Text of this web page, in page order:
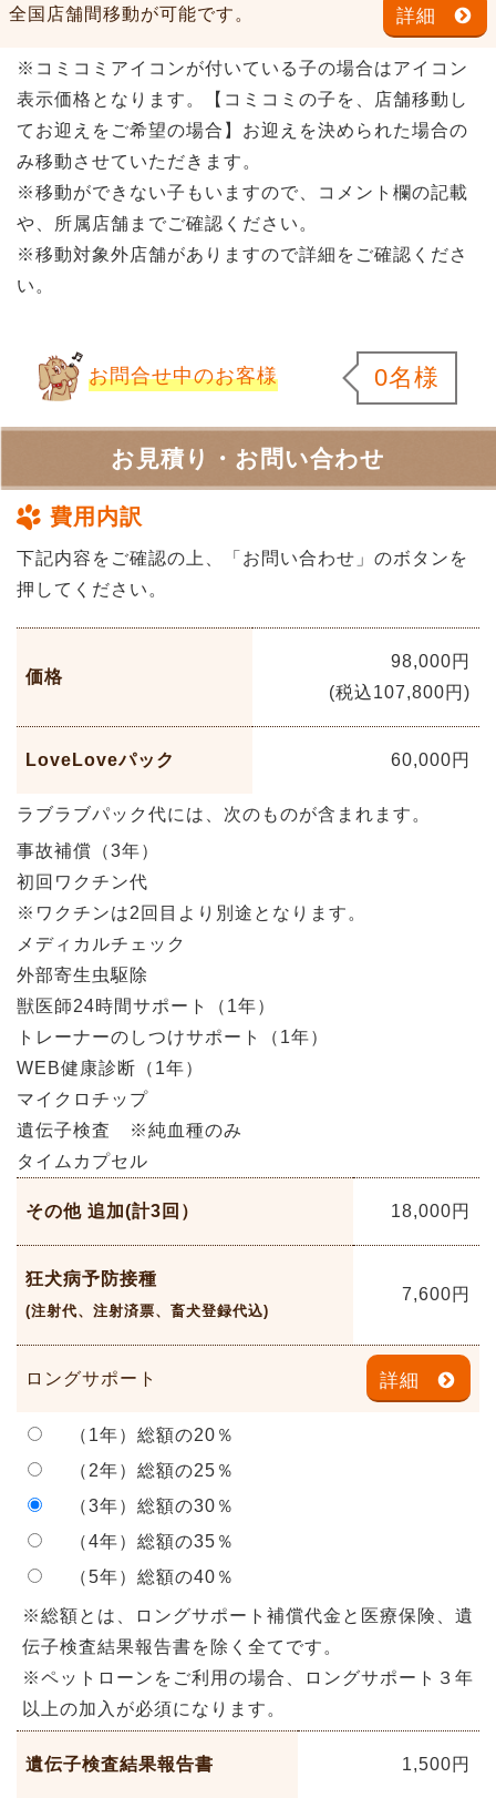
全国店舗間移動が可能です。 詳細
※コミコミアイコンが付いている子の場合はアイコン
表示価格となります。【コミコミの子を、店舗移動し
てお迎えをご希望の場合】お迎えを決められた場合の
み移動させていただきます。
※移動ができない子もいますので、コメント欄の記載
や、所属店舗までご確認ください。
※移動対象外店舗がありますので詳細をご確認くださ
い。
お問合せ中のお客様 0名様
お見積り・お問い合わせ
費用内訳
下記内容をご確認の上、「お問い合わせ」のボタンを
押してください。
価格
98,000円
(税込107,800円)
LoveLoveパック 60,000円
ラブラブパック代には、次のものが含まれます。
事故補償（3年）
初回ワクチン代
※ワクチンは2回目より別途となります。
メディカルチェック
外部寄生虫駆除
獣医師24時間サポート（1年）
トレーナーのしつけサポート（1年）
WEB健康診断（1年）
マイクロチップ
遺伝子検査 ※純血種のみ
タイムカプセル
その他 追加(計3回） 18,000円
狂犬病予防接種
(注射代、注射済票、畜犬登録代込)
7,600円
ロングサポート 詳細
（1年）総額の20％
（2年）総額の25％
（3年）総額の30％
（4年）総額の35％
（5年）総額の40％
※総額とは、ロングサポート補償代金と医療保険、遺
伝子検査結果報告書を除く全てです。
※ペットローンをご利用の場合、ロングサポート３年
以上の加入が必須になります。
遺伝子検査結果報告書 1,500円